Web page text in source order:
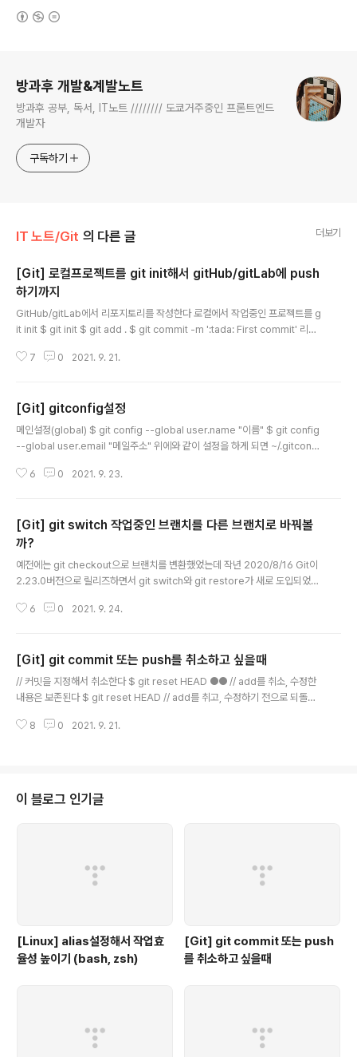
방과후 개발&계발노트
방과후 공부, 독서, IT노트 //////// 도쿄거주중인 프론트엔드
개발자
구독하기
IT 노트/Git 의 다른 글 더보기
[Git] 로컬프로젝트를 git init해서 gitHub/gitLab에 push
하기까지
GitHub/gitLab에서 리포지토리를 작성한다 로컬에서 작업중인 프로젝트를 g
it init $ git init $ git add . $ git commit -m ':tada: First commit'​ 리모
add origin git@github.com:user/xxx.git push $ git push origin ma
7 0 2021. 9. 21.
[Git] gitconfig설정
메인설정(global) $ git config --global user.name "이름" $ git config
--global user.email "메일주소" 위에와 같이 설정을 하게 되면 ~/.gitconfi
ation file. [user] name = 이름 email = 메일주소 서브설정 회사프로젝트랑
젝트리포지토리안에 있는 ./.git/config에 설정내용이 들어가게 됨 설정확인 $
git con..
6 0 2021. 9. 23.
[Git] git switch 작업중인 브랜치를 다른 브랜치로 바꿔볼
까?
예전에는 git checkout으로 브랜치를 변환했었는데 작년 2020/8/16 Git이
2.23.0버전으로 릴리즈하면서 git switch와 git restore가 새로 도입되었죠
랜치를 삭제하는 건 이 전 포스트에 올렸었는데 이번에는 작업중인 브랜치를 바
해오던 git checkout도 지금까지 써온대로 사용이 가능합니다 (checkout으
로 다양한 기능이 들어가 있었기 때문에 switch와 restore로 기능을 나눴는
데 실험적인 단계이기에 추후에 변경이 ..
6 0 2021. 9. 24.
[Git] git commit 또는 push를 취소하고 싶을때
// 커밋을 지정해서 취소한다 $ git reset HEAD ●● // add를 취소, 수정한
내용은 보존된다 $ git reset HEAD // add를 취고, 수정하기 전으로 되돌린
$ git reset --hard HEAD^ // commit과add를 전부 취소 $ git reset --
8 0 2021. 9. 21.
이 블로그 인기글
[Linux] alias설정해서 작업효
율성 높이기 (bash, zsh)
[Git] git commit 또는 push
를 취소하고 싶을때